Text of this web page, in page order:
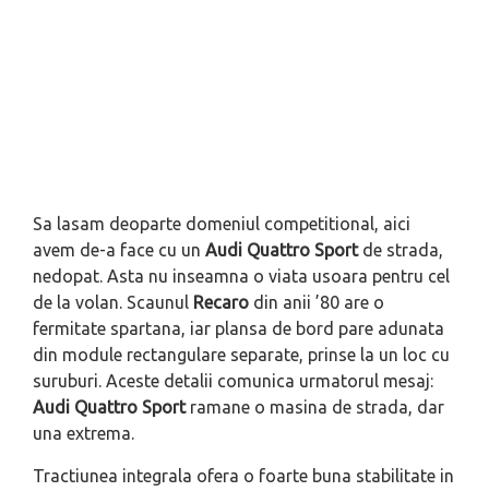
Sa lasam deoparte domeniul competitional, aici
avem de-a face cu un Audi Quattro Sport de strada,
nedopat. Asta nu inseamna o viata usoara pentru cel
de la volan. Scaunul Recaro din anii ’80 are o
fermitate spartana, iar plansa de bord pare adunata
din module rectangulare separate, prinse la un loc cu
suruburi. Aceste detalii comunica urmatorul mesaj:
Audi Quattro Sportramane o masina de strada, dar
una extrema.
Tractiunea integrala ofera o foarte buna stabilitate in